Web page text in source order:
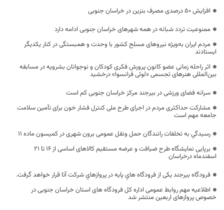
افزایش ۵۰ درصدی مصرف بنزین در خراسان جنوبی
ممنوعیت تردد شبانه در همه شهرهای خراسان جنوبی ادامه دارد
مردم ایران به‌ویژه نیروهای مسلح کشور با وحدت و همبستگی در کنار یکدیگر
ایستادند
اثر راحله زمانی عضو کانون پرورش فکری کودکان و نوجوانان بشرویه در مسابقه
بین‌المللی هنرهای تجسمی «لوئی فرانسوا» درخشید
سرانه فضای ورزشی در بیرجند مرکز خراسان جنوبی کم است
مشارکت حداکثری مردم در اجرای طرح ملی کنترل فشار خون برای تأمین سلامت
جامعه مهم است
رسيدگي به تخلفات رانندگان حمل ونقل عمومی برون شهری در کمیسون ماده 11
برپایی نمایشگاه طرح ضیافت و عرضه مستقیم کالاهای اساسی از 16 تا 21
اسفندماه درخراسان
فرودگاه بیرجند یکی از فرودگاه هاي پايه در پروازهاي شرکت آتا قرار خواهد گرفت.
اطلاعیه مهم روابط عمومی اداره کل فرودگاه های استان خراسان جنوبی در
خصوص پروازهای اربعین منتشر شد